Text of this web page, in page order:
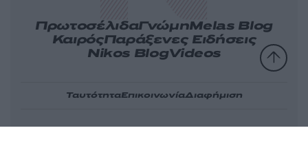
ΠρωτοσέλιδαΓνώμηMelas Blog
ΚαιρόςΠαράξενες Ειδήσεις
Nikos BlogVideos
ΤαυτότηταΕπικοινωνίαΔιαφήμιση